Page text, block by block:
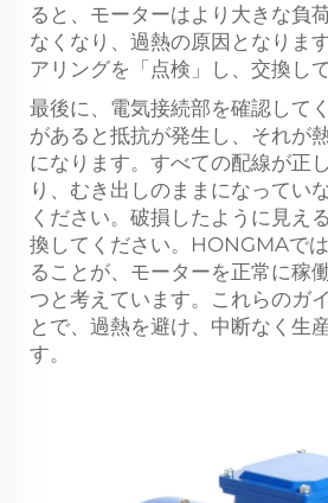
ると、モーターはより大きな負
なくなり、過熱の原因となりま
アリングを「点検」し、交換し
最後に、電気接続部を確認して
があると抵抗が発生し、それが
になります。すべての配線が正
り、むき出しのままになってい
ください。破損したように見え
換してください。HONGMAで
ることが、モーターを正常に稼
つと考えています。これらのガ
とで、過熱を避け、中断なく生
す。